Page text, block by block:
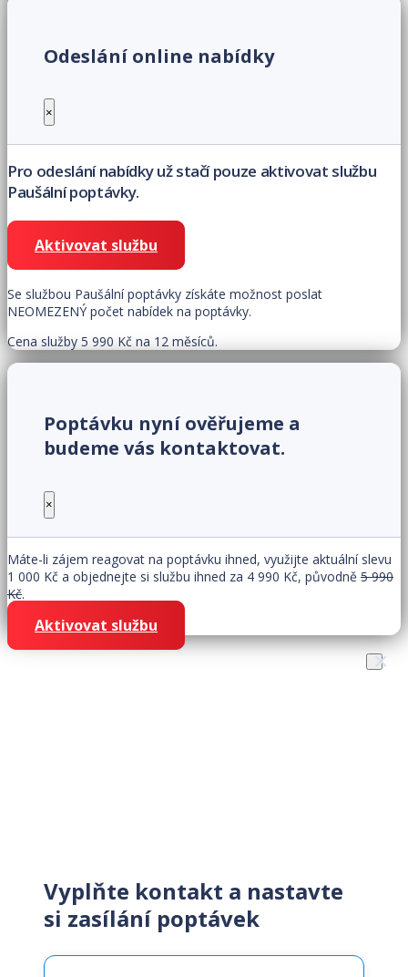
Odeslání online nabídky
×
Pro odeslání nabídky už stačí pouze aktivovat službu
Paušální poptávky.
Aktivovat službu
Se službou Paušální poptávky získáte možnost poslat
NEOMEZENÝ počet nabídek na poptávky.
Cena služby 5 990 Kč na 12 měsíců.
Poptávku nyní ověřujeme a
budeme vás kontaktovat.
×
Máte-li zájem reagovat na poptávku ihned, využijte aktuální slevu
1 000 Kč a objednejte si službu ihned za 4 990 Kč, původně 5 990
Kč.
Aktivovat službu
Vyplňte kontakt a nastavte
si zasílání poptávek
×